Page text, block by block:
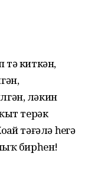
тә киткән,
ләкин
терәк
тәғәлә һеҙгә
бирһен!